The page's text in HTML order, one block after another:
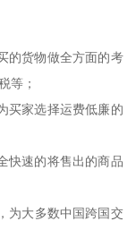
的货物做全方面的考
等；
买家选择运费低廉的
快速的将售出的商品
为大多数中国跨国交